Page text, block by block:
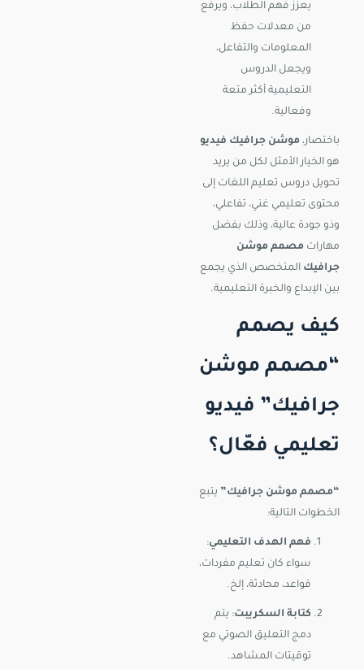
يعزز فهم الطلاب، ويرفع
من معدلات حفظ
المعلومات والتفاعل،
ويجعل الدروس
التعليمية أكثر متعة
وفعالية.
باختصار، موشن جرافيك فيديو
هو الخيار الأمثل لكل من يريد
تحويل دروس تعليم اللغات إلى
محتوى تعليمي غني، تفاعلي،
وذو جودة عالية، وذلك بفضل
مهارات مصمم موشن
جرافيك المتخصص الذي يجمع
بين الإبداع والخبرة التعليمية.
كيف يصمم
“مصمم موشن
جرافيك” فيديو
تعليمي فعّال؟
“مصمم موشن جرافيك” يتبع
الخطوات التالية:
فهم الهدف التعليمي:
سواء كان تعليم مفردات،
قواعد، محادثة، إلخ.
كتابة السكريبت: يتم
دمج التعليق الصوتي مع
توقيتات المشاهد.